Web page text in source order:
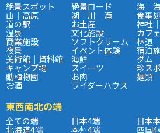
絶景スポット 絶景ロード 海｜
山｜高原 湖｜川｜滝 食事処
道の駅 お土産 神社
温泉 文化施設 カフ
商業施設 ソフトクリーム 林道
夜景 イベント体験 宿泊
美術館｜資料館 海鮮 ダム
キャンプ場 スイーツ 珍ス
動植物園 お肉 麺類
お酒 ライダーハウス
東西南北の端
全ての端 日本4端 日本
北海道4端 本州4端 四国4